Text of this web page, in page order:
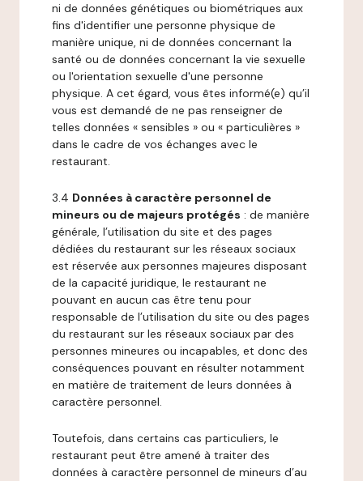
ni de données génétiques ou biométriques aux
fins d'identifier une personne physique de
manière unique, ni de données concernant la
santé ou de données concernant la vie sexuelle
ou l'orientation sexuelle d'une personne
physique. A cet égard, vous êtes informé(e) qu’il
vous est demandé de ne pas renseigner de
telles données « sensibles » ou « particulières »
dans le cadre de vos échanges avec le
restaurant.
3.4 Données à caractère personnel de
mineurs ou de majeurs protégés : de manière
générale, l’utilisation du site et des pages
dédiées du restaurant sur les réseaux sociaux
est réservée aux personnes majeures disposant
de la capacité juridique, le restaurant ne
pouvant en aucun cas être tenu pour
responsable de l’utilisation du site ou des pages
du restaurant sur les réseaux sociaux par des
personnes mineures ou incapables, et donc des
conséquences pouvant en résulter notamment
en matière de traitement de leurs données à
caractère personnel.
Toutefois, dans certains cas particuliers, le
restaurant peut être amené à traiter des
données à caractère personnel de mineurs d’au